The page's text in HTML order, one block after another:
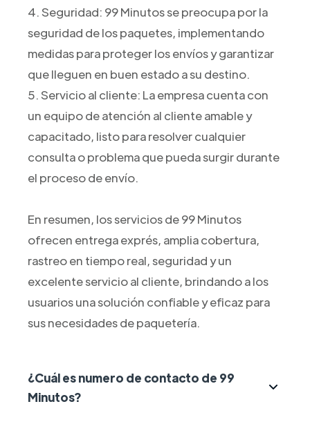
4. Seguridad: 99 Minutos se preocupa por la
seguridad de los paquetes, implementando
medidas para proteger los envíos y garantizar
que lleguen en buen estado a su destino.
5. Servicio al cliente: La empresa cuenta con
un equipo de atención al cliente amable y
capacitado, listo para resolver cualquier
consulta o problema que pueda surgir durante
el proceso de envío.
En resumen, los servicios de 99 Minutos
ofrecen entrega exprés, amplia cobertura,
rastreo en tiempo real, seguridad y un
excelente servicio al cliente, brindando a los
usuarios una solución confiable y eficaz para
sus necesidades de paquetería.
¿Cuál es numero de contacto de 99
Minutos?